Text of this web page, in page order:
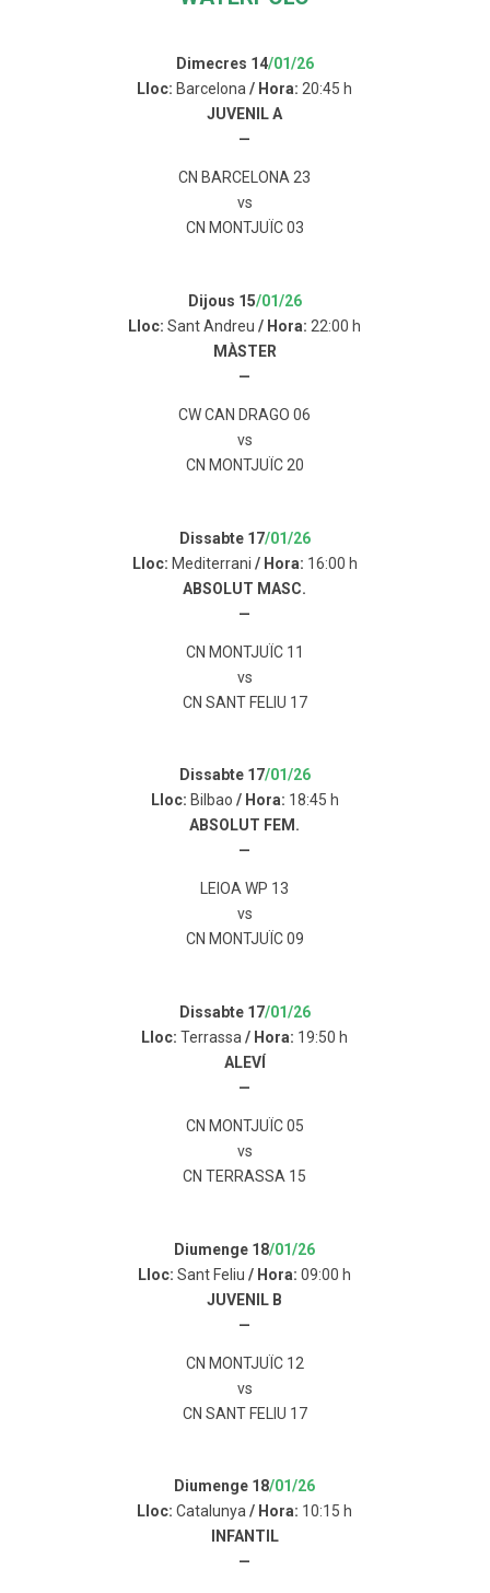
Dimecres 14/01/26
Lloc: Barcelona/ Hora:20:45 h
JUVENIL A
—
CN BARCELONA 23
vs
CN MONTJUÏC 03
Dijous 15/01/26
Lloc:Sant Andreu / Hora: 22:00 h
MÀSTER
—
CW CAN DRAGO 06
vs
CN MONTJUÏC 20
Dissabte 17/01/26
Lloc: Mediterrani / Hora: 16:00 h
ABSOLUT MASC.
—
CN MONTJUÏC 11
vs
CN SANT FELIU 17
Dissabte 17/01/26
Lloc: Bilbao / Hora: 18:45 h
ABSOLUT FEM.
—
LEIOA WP 13
vs
CN MONTJUÏC 09
Dissabte 17/01/26
Lloc:Terrassa / Hora: 19:50 h
ALEVÍ
—
CN MONTJUÏC 05
vs
CN TERRASSA 15
Diumenge 18/01/26
Lloc:Sant Feliu / Hora:09:00 h
JUVENIL B
—
CN MONTJUÏC 12
vs
CN SANT FELIU 17
Diumenge 18/01/26
Lloc:Catalunya/ Hora: 10:15 h
INFANTIL
—